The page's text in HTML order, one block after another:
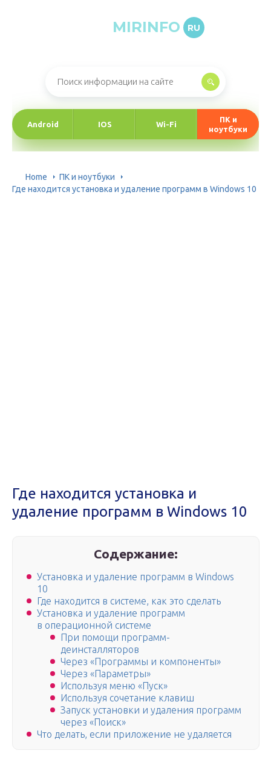
MIRINFO RU
Android IOS Wi-Fi
ПК и
ноутбуки
Home
ПК и ноутбуки
Где находится установка и удаление программ в Windows 10
Где находится установка и
удаление программ в Windows 10
Содержание:
Установка и удаление программ в Windows
10
Где находится в системе, как это сделать
Установка и удаление программ
в операционной системе
При помощи программ-
деинсталляторов
Через «Программы и компоненты»
Через «Параметры»
Используя меню «Пуск»
Используя сочетание клавиш
Запуск установки и удаления программ
через «Поиск»
Что делать, если приложение не удаляется